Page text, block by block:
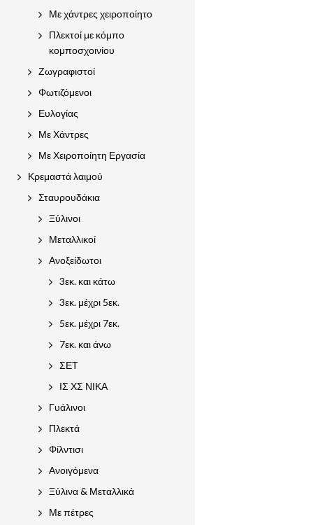
Με χάντρες χειροποίητο
Πλεκτοί με κόμπο
κομποσχοινίου
Ζωγραφιστοί
Φωτιζόμενοι
Ευλογίας
Με Χάντρες
Με Χειροποίητη Εργασία
Κρεμαστά λαιμού
Σταυρουδάκια
Ξύλινοι
Μεταλλικοί
Ανοξείδωτοι
3εκ. και κάτω
3εκ. μέχρι 5εκ.
5εκ. μέχρι 7εκ.
7εκ. και άνω
ΣΕΤ
ΙΣ ΧΣ ΝΙΚΑ
Γυάλινοι
Πλεκτά
Φίλντισι
Ανοιγόμενα
Ξύλινα & Μεταλλικά
Με πέτρες